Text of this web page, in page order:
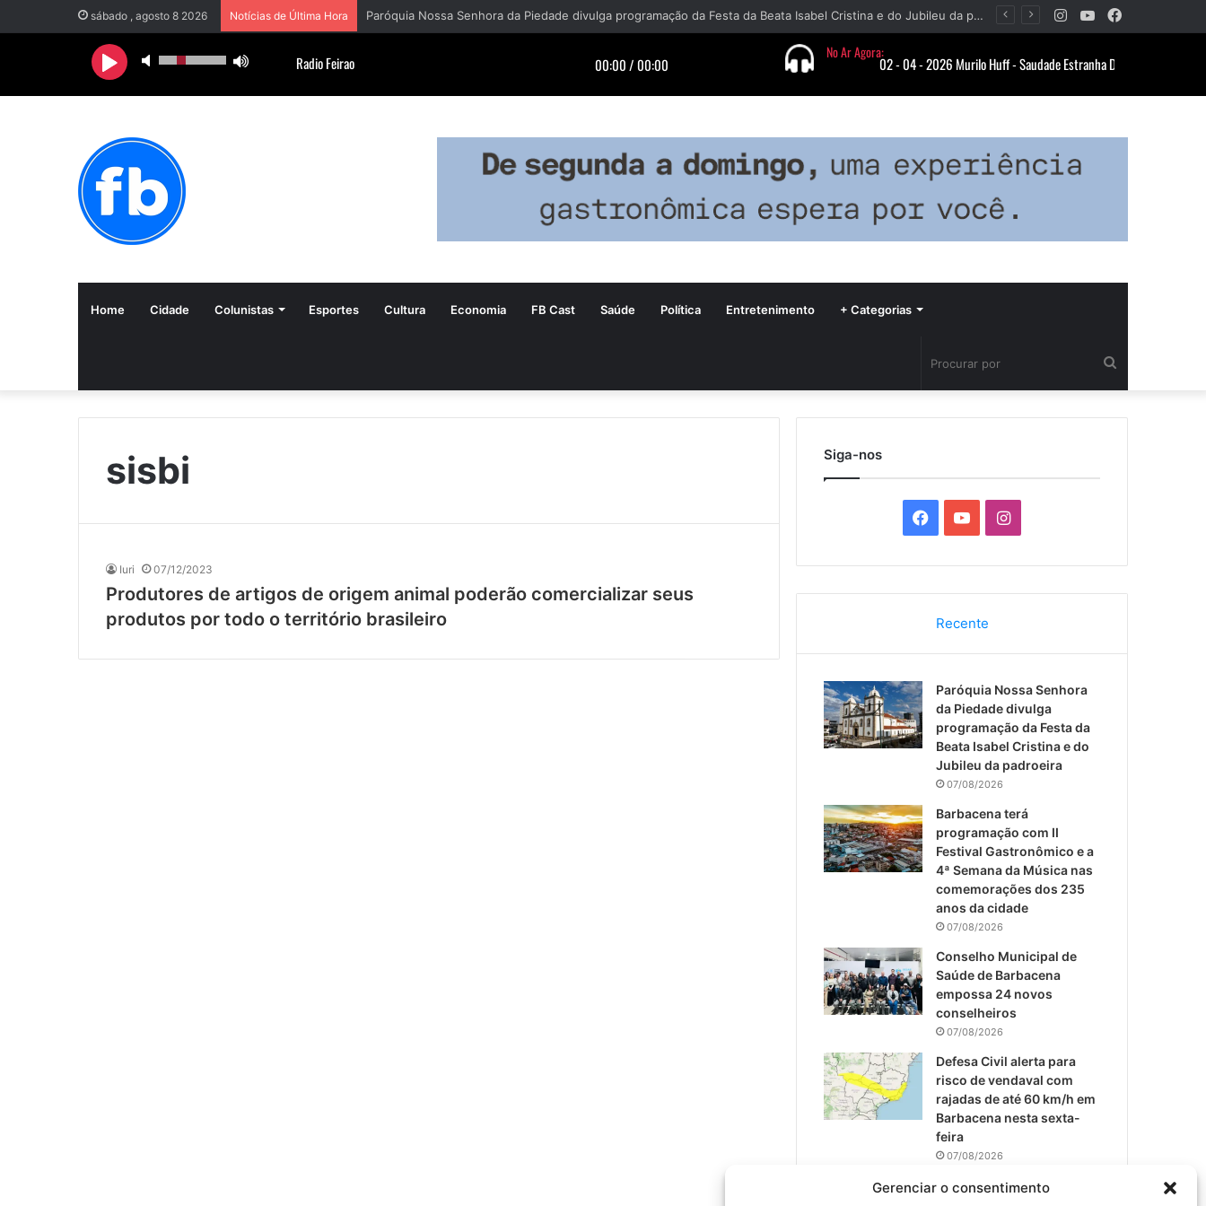
Gerenciar o consentimento
sábado , agosto 8 2026 Notícias de Última Hora Paróquia Nossa Senhora da Piedade divulga programação da Festa da Beata Isabel Cristina e do Jubileu da padroeira YouTube
Instagram
Home Cidade Colunistas Esportes Cultura Economia FB Cast Saúde Política Entretenimento + Categorias
por
sisbi
Iuri 07/12/2023
Produtores de artigos de origem animal poderão comercializar seus
produtos por todo o território brasileiro
Siga-nos
c
e
b
o
o
k
u
T
u
b
e
I
s
a
g
r
a
Recente
Paróquia Nossa Senhora
da Piedade divulga
programação da Festa da
Beata Isabel Cristina e do
Jubileu da padroeira
07/08/2026
Barbacena terá
programação com II
Festival Gastronômico e a
4ª Semana da Música nas
comemorações dos 235
anos da cidade
07/08/2026
Conselho Municipal de
Saúde de Barbacena
empossa 24 novos
conselheiros
07/08/2026
Defesa Civil alerta para
risco de vendaval com
rajadas de até 60 km/h em
Barbacena nesta sexta-
feira
07/08/2026
EPCAR tem a melhor nota